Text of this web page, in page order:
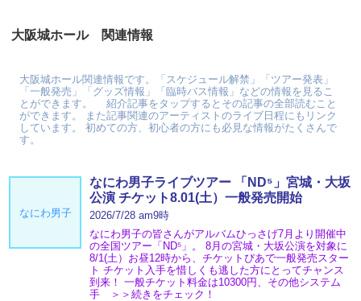
大阪城ホール 関連情報
大阪城ホール関連情報です。「スケジュール解禁」「ツアー発表」
「一般発売」「グッズ情報」「臨時バス情報」などの情報を見るこ
とができます。 紹介記事をタップするとその記事の全部読むこと
ができます。 また記事関連のアーティストのライブ日程にもリンク
しています。 初めての方、初心者の方にも必見な情報がたくさんで
す。
なにわ男子
なにわ男子ライブツアー 「ND⁵」宮城・大坂
公演 チケット8.01(土）一般発売開始
2026/7/28 am9時
なにわ男子の皆さんがアルバムひっさげ7月より開催中
の全国ツアー「ND⁵」。 8月の宮城・大坂公演を対象に
8/1(土）お昼12時から、チケットぴあで一般発売スター
ト チケット入手を惜しくも逃した方にとってチャンス
到来！ 一般チケット料金は10300円、その他システム
手 ＞＞続きをチェック！